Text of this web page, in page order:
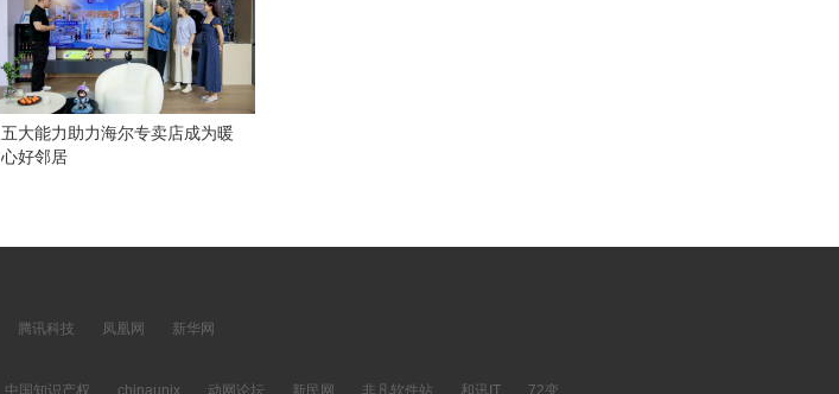
五大能力助力海尔专卖店成为暖
心好邻居
腾讯科技 凤凰网
新华网
中国知识产权 chinaunix 动网论坛 新民网 非凡软件站 和讯IT 72变